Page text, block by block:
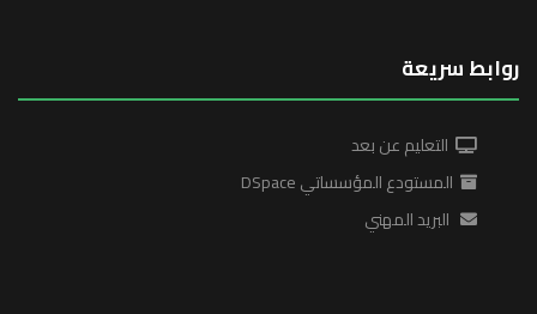
روابط سريعة
التعليم عن بعد
المستودع المؤسساتي DSpace
البريد المهني